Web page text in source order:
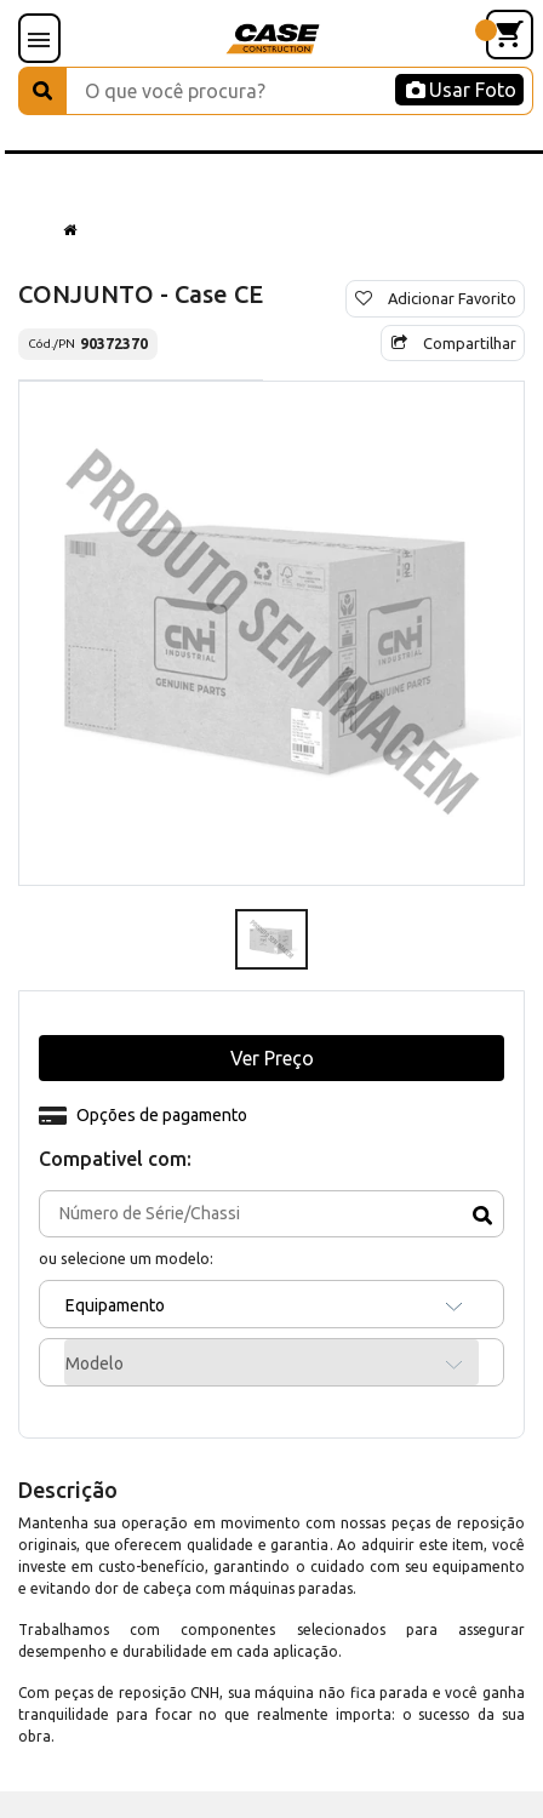
Usar Foto
CONJUNTO - Case CE
Cód./PN 90372370
Adicionar Favorito
Compartilhar
Compativel com:
ou selecione um modelo:
Equipamento
Modelo
Opções de pagamento
Ver Preço
Descrição
Mantenha sua operação em movimento com nossas peças de reposição
originais, que oferecem qualidade e garantia. Ao adquirir este item, você
investe em custo-benefício, garantindo o cuidado com seu equipamento
e evitando dor de cabeça com máquinas paradas.
Trabalhamos com componentes selecionados para assegurar
desempenho e durabilidade em cada aplicação.
Com peças de reposição CNH, sua máquina não fica parada e você ganha
tranquilidade para focar no que realmente importa: o sucesso da sua
obra.